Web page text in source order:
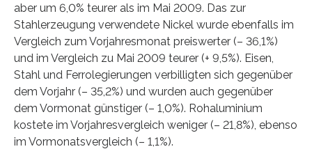
aber um 6,0% teurer als im Mai 2009. Das zur
Stahlerzeugung verwendete Nickel wurde ebenfalls im
Vergleich zum Vorjahresmonat preiswerter (– 36,1%)
und im Vergleich zu Mai 2009 teurer (+ 9,5%). Eisen,
Stahl und Ferrolegierungen verbilligten sich gegenüber
dem Vorjahr (– 35,2%) und wurden auch gegenüber
dem Vormonat günstiger (– 1,0%). Rohaluminium
kostete im Vorjahresvergleich weniger (– 21,8%), ebenso
im Vormonatsvergleich (– 1,1%).